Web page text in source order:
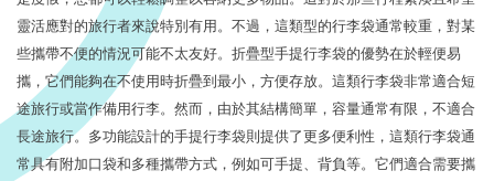
靈活應對的旅行者來說特別有用。不過，這類型的行李袋通常較重，對某
些攜帶不便的情況可能不太友好。折疊型手提行李袋的優勢在於輕便易
攜，它們能夠在不使用時折疊到最小，方便存放。這類行李袋非常適合短
途旅行或當作備用行李。然而，由於其結構簡單，容量通常有限，不適合
長途旅行。多功能設計的手提行李袋則提供了更多便利性，這類行李袋通
常具有附加口袋和多種攜帶方式，例如可手提、背負等。它們適合需要攜